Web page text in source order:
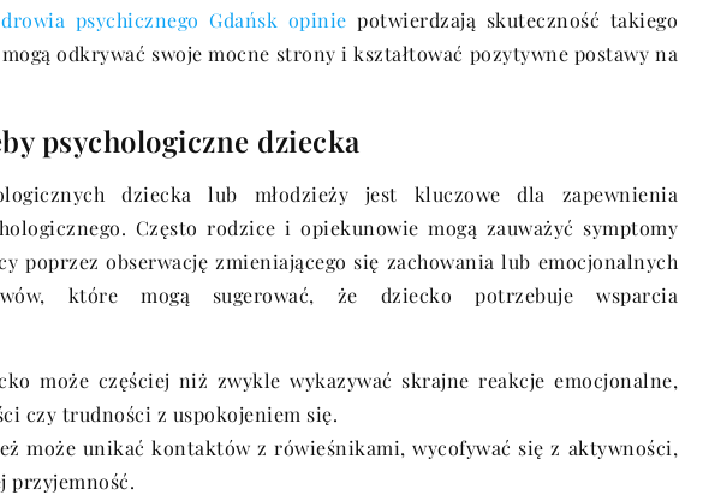
psychicznego Gdańsk opinie potwierdzają skuteczność takiego
odkrywać swoje mocne strony i kształtować pozytywne postawy na
psychologiczne dziecka
dziecka lub młodzieży jest kluczowe dla zapewnienia
Często rodzice i opiekunowie mogą zauważyć symptomy
poprzez obserwację zmieniającego się zachowania lub emocjonalnych
które mogą sugerować, że dziecko potrzebuje wsparcia
może częściej niż zwykle wykazywać skrajne reakcje emocjonalne,
czy trudności z uspokojeniem się.
może unikać kontaktów z rówieśnikami, wycofywać się z aktywności,
przyjemność.